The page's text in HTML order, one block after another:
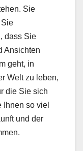
Sie
dass Sie
Ansichten
geht, in
Welt zu leben,
die Sie sich
Ihnen so viel
und der